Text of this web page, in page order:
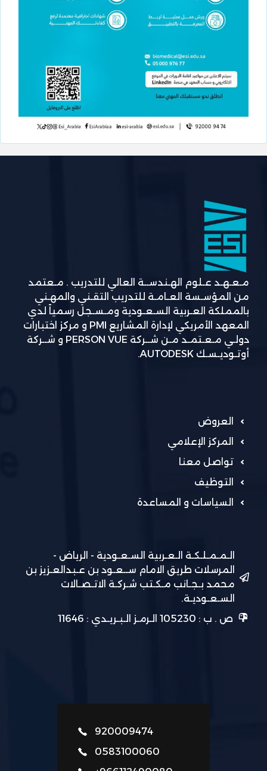
مـعـهـد عـلوم الهـندســة العالي للتدريب . مـعتمد
من المؤسـسة العـامـة للتدريب التقـني والمهـني
بالمملكة العـربية السـعـودية ومـسـجل رسمياً لدي
المعهد الأمريكي لإدارة المشاريع PMI و مركز اختبارات
دولـي مـعـتمـد مـن شــركة PERSON VUE و شــركة
أوتـوديـسـك AUTODESK.
العروض
المركز الإعلامي
تواصل معنا
التوظيف
السياسات و المساعدة
الـمـمـلـكـة الـعـربية السـعـودية - الرياض -
المرسلات طريق الامام ســعـود بن عـبدالعـزيز بن
محمد بـجـانب مـكـتب شـركـة الاتـصـالات
السـعـوديـة.
ص . ب : 105230 الـرمـز الـبـريـدي : 11646
920009474
0583100060